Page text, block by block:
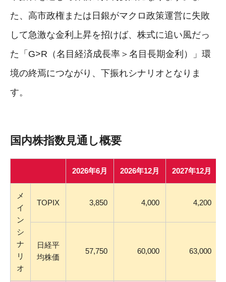
た、高市政権または日銀がマクロ政策運営に失敗
して急激な金利上昇を招けば、株式に追い風だっ
た「G>R（名目経済成長率＞名目長期金利）」環
境の終焉につながり、下振れシナリオとなりま
す。
国内株指数見通し概要
2026年6月 2026年12月 2027年12月
メ
イ
ン
シ
ナ
リ
オ
TOPIX 3,850 4,000 4,200
日経平
均株価
57,750 60,000 63,000